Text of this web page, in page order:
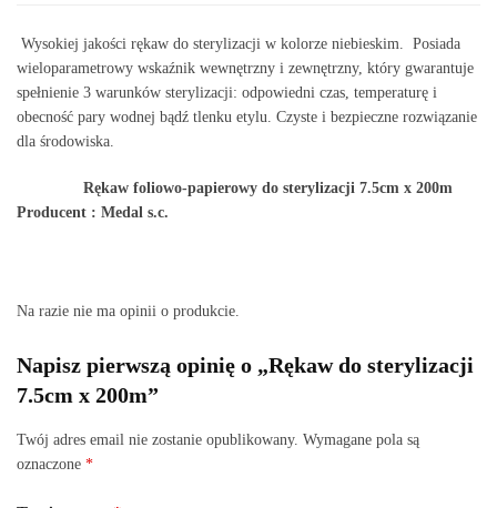
Wysokiej jakości rękaw do sterylizacji w kolorze niebieskim. Posiada
wieloparametrowy wskaźnik wewnętrzny i zewnętrzny, który gwarantuje
spełnienie 3 warunków sterylizacji: odpowiedni czas, temperaturę i
obecność pary wodnej bądź tlenku etylu. Czyste i bezpieczne rozwiązanie
dla środowiska.
Rękaw foliowo-papierowy do sterylizacji 7.5cm x 200m
Producent : Medal s.c.
Na razie nie ma opinii o produkcie.
Napisz pierwszą opinię o „Rękaw do sterylizacji
7.5cm x 200m”
Twój adres email nie zostanie opublikowany. Wymagane pola są
oznaczone *